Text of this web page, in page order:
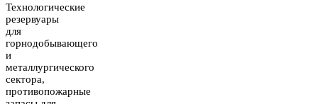
Технологические
резервуары
для
горнодобывающего
и
металлургического
сектора,
противопожарные